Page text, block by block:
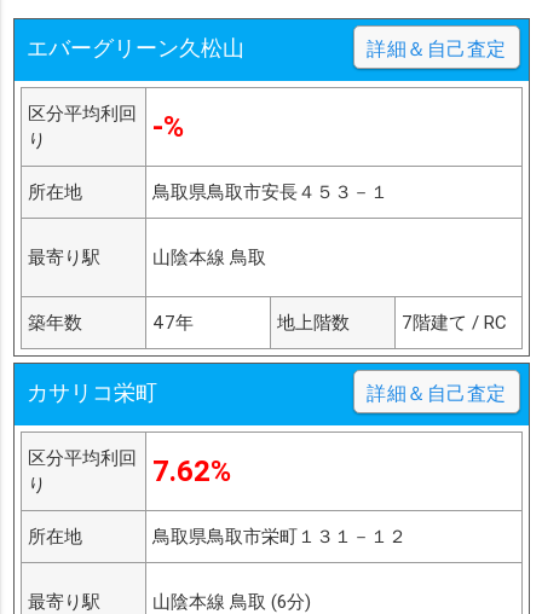
青谷町青谷駅前
青谷町青谷夏泊
青谷町青谷西町
青谷町青谷赤尾谷
青谷町青谷前町
青谷町青谷中町
青谷町青谷東町
青谷町青谷灘町
青谷町青谷浜町
青谷町青谷緑町
青谷町善田下善田
青谷町北河原川積
エバーグリーン久松山 詳細＆自己査定
区分平均利回
り
-%
所在地 鳥取県鳥取市安長４５３－１
最寄り駅 山陰本線 鳥取
築年数 47年 地上階数 7階建て / RC
カサリコ栄町 詳細＆自己査定
区分平均利回
り
7.62%
所在地 鳥取県鳥取市栄町１３１－１２
最寄り駅 山陰本線 鳥取 (6分)